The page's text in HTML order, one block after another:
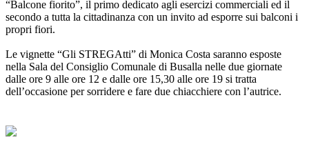
“Balcone fiorito”, il primo dedicato agli esercizi commerciali ed il
secondo a tutta la cittadinanza con un invito ad esporre sui balconi i
propri fiori.
Le vignette “Gli STREGAtti” di Monica Costa saranno esposte
nella Sala del Consiglio Comunale di Busalla nelle due giornate
dalle ore 9 alle ore 12 e dalle ore 15,30 alle ore 19 si tratta
dell’occasione per sorridere e fare due chiacchiere con l’autrice.